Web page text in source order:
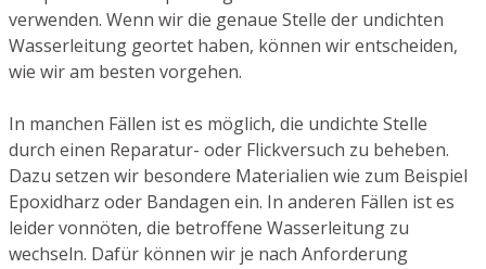
verwenden. Wenn wir die genaue Stelle der undichten
Wasserleitung geortet haben, können wir entscheiden,
wie wir am besten vorgehen.
In manchen Fällen ist es möglich, die undichte Stelle
durch einen Reparatur- oder Flickversuch zu beheben.
Dazu setzen wir besondere Materialien wie zum Beispiel
Epoxidharz oder Bandagen ein. In anderen Fällen ist es
leider vonnöten, die betroffene Wasserleitung zu
wechseln. Dafür können wir je nach Anforderung